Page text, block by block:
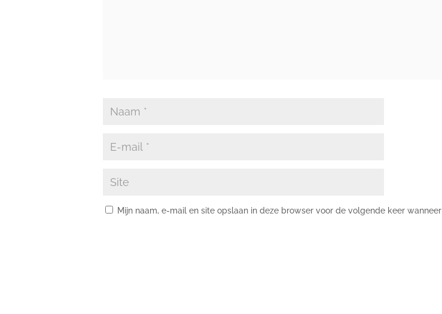
Mijn naam, e-mail en site opslaan in deze browser voor de volgende keer